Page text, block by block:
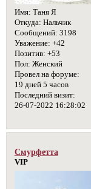
Имя: Таня Я
Откуда: Нальчик
Сообщений: 3198
Уважение: +42
Позитив: +53
Пол: Женский
Провел на форуме:
19 дней 5 часов
Последний визит:
26-07-2022 16:28:02
Смурфетта
VIP